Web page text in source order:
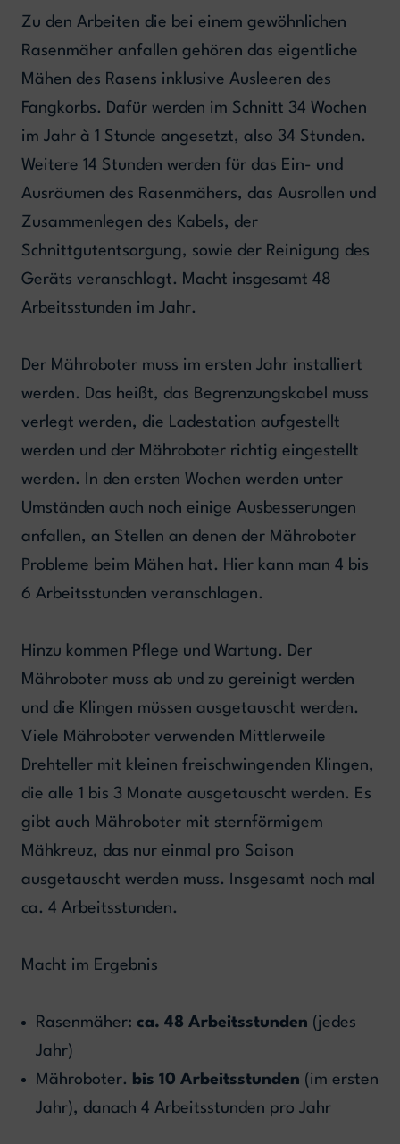
Zu den Arbeiten die bei einem gewöhnlichen
Rasenmäher anfallen gehören das eigentliche
Mähen des Rasens inklusive Ausleeren des
Fangkorbs. Dafür werden im Schnitt 34 Wochen
im Jahr à 1 Stunde angesetzt, also 34 Stunden.
Weitere 14 Stunden werden für das Ein- und
Ausräumen des Rasenmähers, das Ausrollen und
Zusammenlegen des Kabels, der
Schnittgutentsorgung, sowie der Reinigung des
Geräts veranschlagt. Macht insgesamt 48
Arbeitsstunden im Jahr.
Der Mähroboter muss im ersten Jahr installiert
werden. Das heißt, das Begrenzungskabel muss
verlegt werden, die Ladestation aufgestellt
werden und der Mähroboter richtig eingestellt
werden. In den ersten Wochen werden unter
Umständen auch noch einige Ausbesserungen
anfallen, an Stellen an denen der Mähroboter
Probleme beim Mähen hat. Hier kann man 4 bis
6 Arbeitsstunden veranschlagen.
Hinzu kommen Pflege und Wartung. Der
Mähroboter muss ab und zu gereinigt werden
und die Klingen müssen ausgetauscht werden.
Viele Mähroboter verwenden Mittlerweile
Drehteller mit kleinen freischwingenden Klingen,
die alle 1 bis 3 Monate ausgetauscht werden. Es
gibt auch Mähroboter mit sternförmigem
Mähkreuz, das nur einmal pro Saison
ausgetauscht werden muss. Insgesamt noch mal
ca. 4 Arbeitsstunden.
Macht im Ergebnis
Rasenmäher: ca. 48 Arbeitsstunden (jedes
Jahr)
Mähroboter.
bis 10 Arbeitsstunden (im ersten
Jahr), danach 4 Arbeitsstunden pro Jahr